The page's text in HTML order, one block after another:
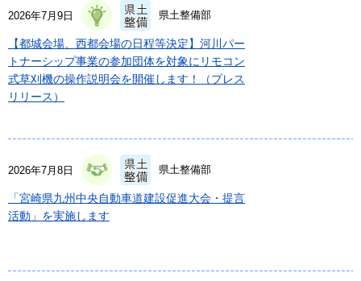
2026年7月9日 県土整備部
【都城会場、西都会場の日程等決定】河川パー
トナーシップ事業の参加団体を対象にリモコン
式草刈機の操作説明会を開催します！（プレス
リリース）
2026年7月8日 県土整備部
「宮崎県九州中央自動車道建設促進大会・提言
活動」を実施します